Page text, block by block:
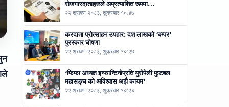
रोजगारदाताहरूले अप्रत्याशित रूपमा…
२२ श्रावण २०८३, शुक्रबार १०:४७
करदाता प्रोत्साहन उपहार: दश लाखको ‘बम्पर’
पुरस्कार घोषणा
२२ श्रावण २०८३, शुक्रबार १०:२७
‘फिफा अध्यक्ष इन्फान्टिनोप्रति युरोपेली फुटबल
महासङ्घ को अविश्वास अझै कायम’
२२ श्रावण २०८३, शुक्रबार १०:२४